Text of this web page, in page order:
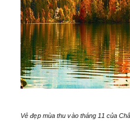
Vẻ đẹp mùa thu vào tháng 11 của